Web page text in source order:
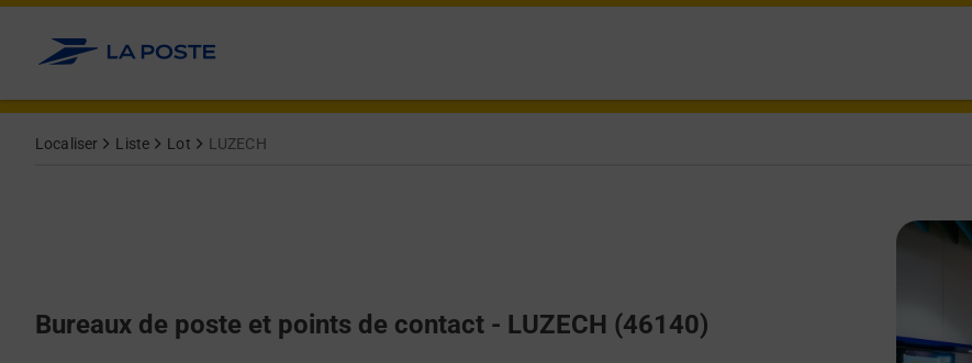
Allez au contenu
Localiser Liste Lot LUZECH
Bureaux de poste et points de contact - LUZECH (46140)
Afficher ou masquer la réponse
Afficher ou masquer la réponse
Afficher ou masquer la réponse
Afficher ou masquer la réponse
Afficher ou masquer la réponse